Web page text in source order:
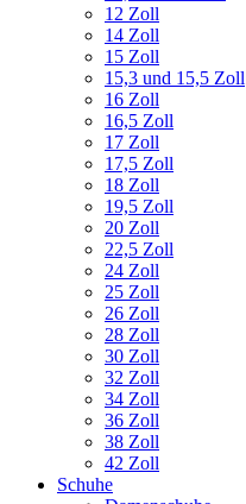
12 Zoll
14 Zoll
15 Zoll
15,3 und 15,5 Zoll
16 Zoll
16,5 Zoll
17 Zoll
17,5 Zoll
18 Zoll
19,5 Zoll
20 Zoll
22,5 Zoll
24 Zoll
25 Zoll
26 Zoll
28 Zoll
30 Zoll
32 Zoll
34 Zoll
36 Zoll
38 Zoll
42 Zoll
Schuhe